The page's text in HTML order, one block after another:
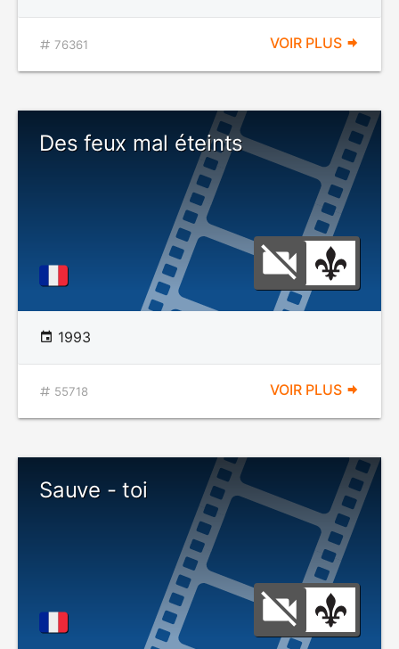
76361 VOIR PLUS
Des feux mal éteints
1993
55718 VOIR PLUS
Sauve - toi